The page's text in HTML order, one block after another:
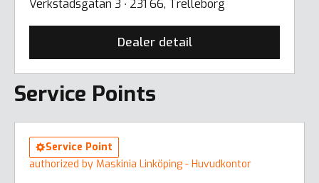
Verkstadsgatan 3 ∙ 231 66, Trelleborg
Dealer detail
Service Points
Service Point
authorized by Maskinia Linköping - Huvudkontor